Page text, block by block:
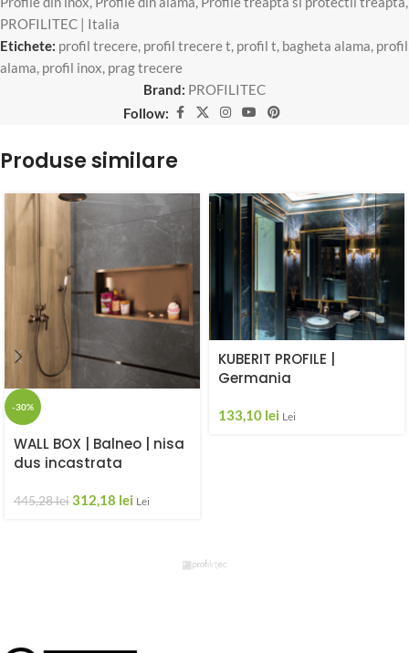
PROFILITEC | Italia
Etichete: profil trecere, profil trecere t, profil t, bagheta alama, profil
alama, profil inox, prag trecere
Brand: PROFILITEC
Follow:
Produse similare
-30%
WALL BOX | Balneo | nisa
dus incastrata
445,28lei312,18 lei Lei
KUBERIT PROFILE |
Germania
133,10 lei Lei